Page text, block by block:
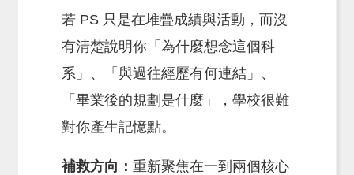
若 PS 只是在堆疊成績與活動，而沒
有清楚說明你「為什麼想念這個科
系」、「與過往經歷有何連結」、
「畢業後的規劃是什麼」，學校很難
對你產生記憶點。
補救方向：重新聚焦在一到兩個核心